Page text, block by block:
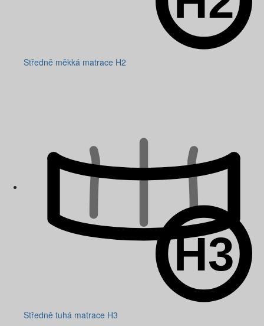
Středně měkká matrace H2
Středně tuhá matrace H3